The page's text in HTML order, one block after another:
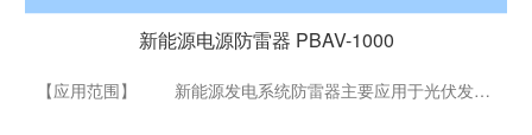
新能源电源防雷器 PBAV-1000
【应用范围】 新能源发电系统防雷器主要应用于光伏发电